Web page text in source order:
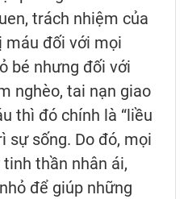
trách nhiệm của
máu đối với mọi
bé nhưng đối với
nghèo, tai nạn giao
thì đó chính là “liều
sự sống. Do đó, mọi
thần nhân ái,
để giúp những